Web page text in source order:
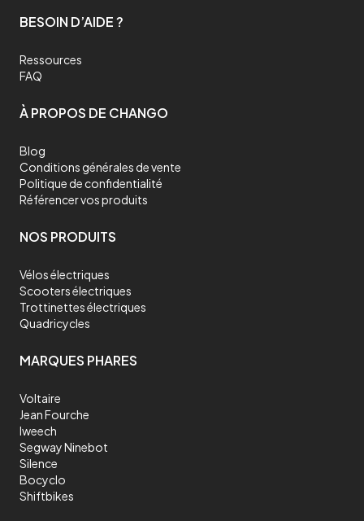
BESOIN D’AIDE ?
Ressources
FAQ
À PROPOS DE CHANGO
Blog
Conditions générales de vente
Politique de confidentialité
Référencer vos produits
NOS PRODUITS
Vélos électriques
Scooters électriques
Trottinettes électriques
Quadricycles
MARQUES PHARES
Voltaire
Jean Fourche
Iweech
Segway Ninebot
Silence
Bocyclo
Shiftbikes